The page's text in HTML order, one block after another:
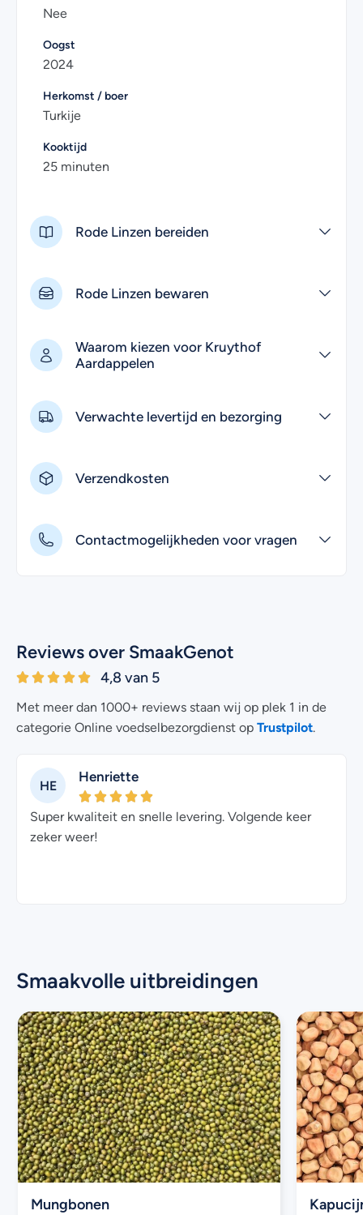
Nee
Oogst
2024
Herkomst / boer
Turkije
Kooktijd
25 minuten
Rode Linzen bereiden
Rode Linzen bewaren
Waarom kiezen voor Kruythof
Aardappelen
Verwachte levertijd en bezorging
Verzendkosten
Contactmogelijkheden voor vragen
Reviews over SmaakGenot
4,8 van 5
Met meer dan 1000+ reviews staan wij op plek 1 in de
categorie Online voedselbezorgdienst op Trustpilot
HE
Henriette
Super kwaliteit en snelle levering. Volgende keer
zeker weer!
Smaakvolle uitbreidingen
Mungbonen